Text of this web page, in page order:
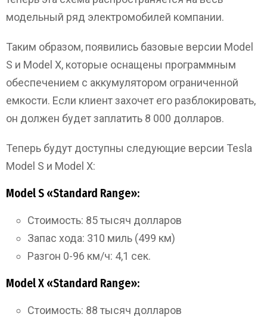
модельный ряд электромобилей компании.
Таким образом, появились базовые версии Model
S и Model X, которые оснащены программным
обеспечением с аккумулятором ограниченной
емкости. Если клиент захочет его разблокировать,
он должен будет заплатить 8 000 долларов.
Теперь будут доступны следующие версии Tesla
Model S и Model X:
Model S «Standard Range»:
Стоимость: 85 тысяч долларов
Запас хода: 310 миль (499 км)
Разгон 0-96 км/ч: 4,1 сек.
Model Х «Standard Range»:
Стоимость: 88 тысяч долларов